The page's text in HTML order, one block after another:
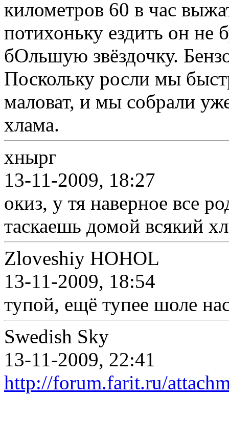
километров 60 в час
потихоньку ездить он не
бОльшую звёздочку.
Поскольку росли мы
маловат, и мы собрали
хлама.
хнырг
13-11-2009, 18:27
окиз, у тя наверное все
таскаешь домой всякий
Zloveshiy HOHOL
13-11-2009, 18:54
тупой, ещё тупее шоле
Swedish Sky
13-11-2009, 22:41
http://forum.farit.ru/